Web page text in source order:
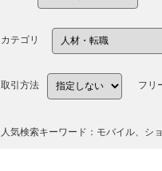
カテゴリ
取引方法 フリ
人気検索キーワード：モバイル、シ